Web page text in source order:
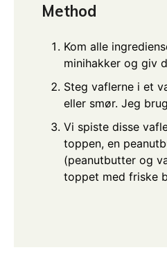
Method
Kom alle
minihakker og giv
Steg vaflerne i et
eller smør. Jeg
Vi spiste disse
toppen, en
(peanutbutter og
toppet med friske